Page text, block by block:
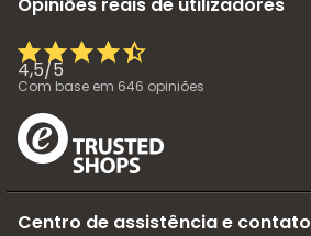
4,5/5
Com base em 646 opiniões
Centro de assistência e contato